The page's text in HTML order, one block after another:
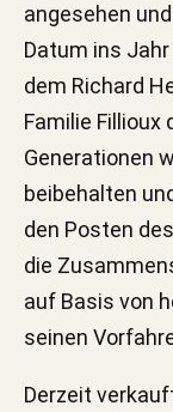
angesehen
Datum ins
dem Richard
Familie Fillioux
Generationen
beibehalten
den Posten
die
auf Basis von
seinen
Derzeit